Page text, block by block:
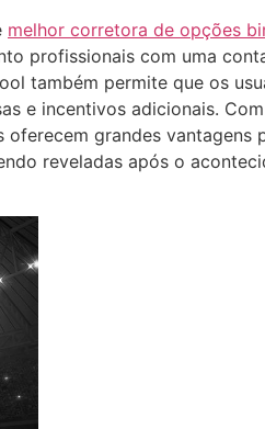
melhor corretora de opções
profissionais com uma
também permite que os
e incentivos adicionais.
grandes vantagens
reveladas após o